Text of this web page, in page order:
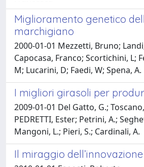
Miglioramento genetico
marchigiano
2000-01-01 Mezzetti, Bruno;
Capocasa, Franco; Scortichini, L;
M; Lucarini, D; Faedi, W; Spena, A.
I migliori girasoli per
2009-01-01 Del Gatto, G.;
PEDRETTI, Ester; Petrini, A.;
Mangoni, L.; Pieri, S.; Cardinali, A.
Il miraggio